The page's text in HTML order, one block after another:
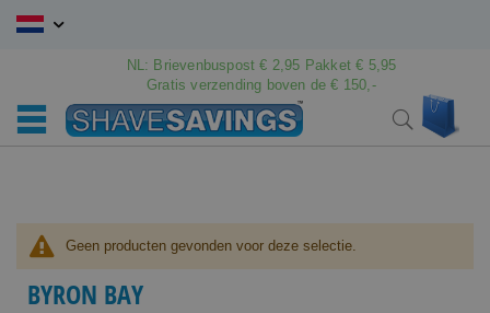
Ga
NL: Brievenbuspost € 2,95 Pakket € 5,95
Gratis verzending boven de € 150,-
Search
Geen producten gevonden voor deze selectie.
BYRON BAY